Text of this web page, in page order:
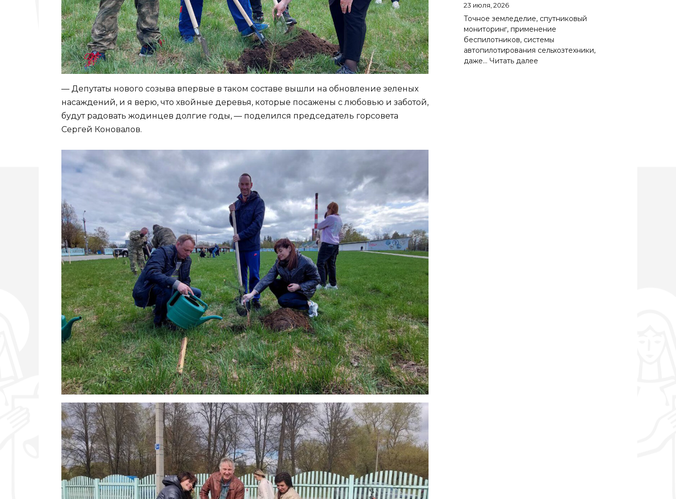
— Депутаты нового созыва впервые в таком составе вышли на обновление зеленых
насаждений, и я верю, что хвойные деревья, которые посажены с любовью и заботой,
будут радовать жодинцев долгие годы, — поделился председатель горсовета
Сергей Коновалов.
эффективно
зарубежных
23 июля, 2026
Точное земледелие, спутниковый
мониторинг, применение
беспилотников, системы
автопилотирования сельхозтехники,
даже… Читать далее